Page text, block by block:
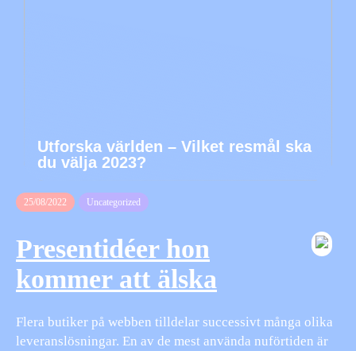
Utforska världen – Vilket resmål ska
du välja 2023?
25/08/2022 Uncategorized
Presentidéer hon
kommer att älska
Flera butiker på webben tilldelar successivt många olika
leveranslösningar. En av de mest använda nuförtiden är